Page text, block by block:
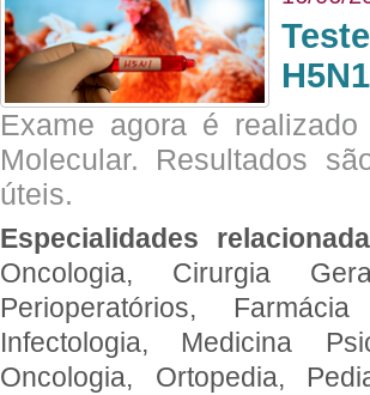
H5N1
Exame agora é
Molecular. Resultados
úteis.
Especialidades
Oncologia, Cirurgia
Perioperatórios,
Infectologia, Medicina
Oncologia, Ortopedia,